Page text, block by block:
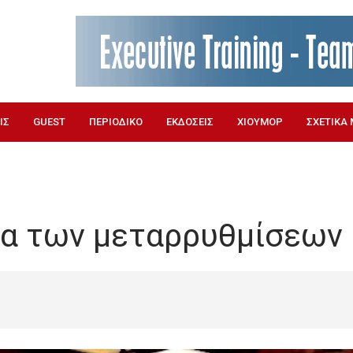
GUEST ΠΕΡΙΟΔΙΚΟ ΕΚΔΟΣΕΙΣ ΧΙΟΥΜΟΡ ΣΧΕΤΙΚΑ
των μεταρρυθμίσεων